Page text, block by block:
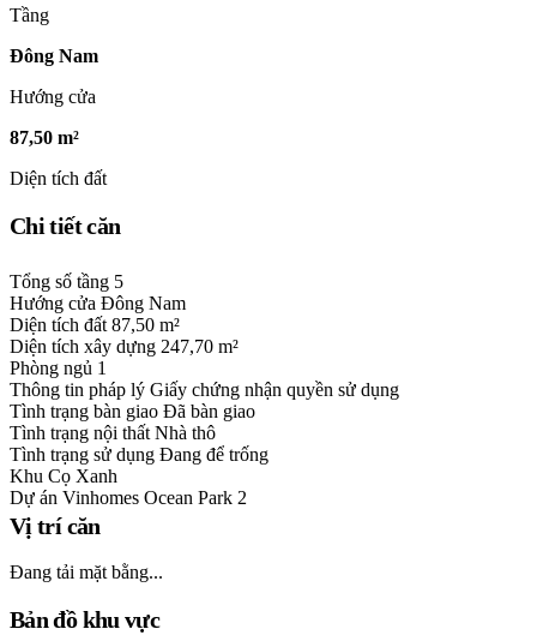
Tầng
Đông Nam
Hướng cửa
87,50 m²
Diện tích đất
Chi tiết căn
Tổng số tầng 5
Hướng cửa Đông Nam
Diện tích đất 87,50 m²
Diện tích xây dựng 247,70 m²
Phòng ngủ 1
Thông tin pháp lý Giấy chứng nhận quyền sử dụng
Tình trạng bàn giao Đã bàn giao
Tình trạng nội thất Nhà thô
Tình trạng sử dụng Đang để trống
Khu Cọ Xanh
Dự án Vinhomes Ocean Park 2
Vị trí căn
Đang tải mặt bằng...
Bản đồ khu vực